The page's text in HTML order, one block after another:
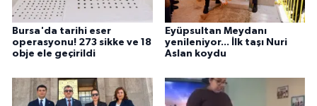
Bursa'da tarihi eser
operasyonu! 273 sikke ve 18
obje ele geçirildi
Eyüpsultan Meydanı
yenileniyor... İlk taşı Nuri
Aslan koydu